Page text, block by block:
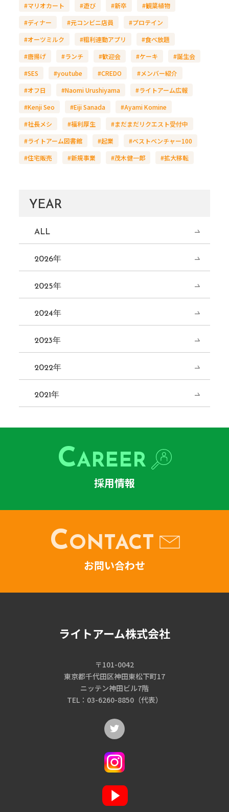
#マリオカート
#遊び #新卒
#観葉植物
#ディナー
#元コンビニ店員
#プロテイン
#オーツミルク
#粗利連動アプリ
#食べ放題
#唐揚げ
#ランチ #歓迎会 #ケーキ
#誕生会
#SES
#youtube #CREDO
#メンバー紹介
#オフ日
#Naomi Urushiyama
#ライトアーム広報
#Kenji Seo
#Eiji Sanada
#Ayami Komine
#社長メシ
#福利厚生
#まだまだリクエスト受付中
#ライトアーム図書館
#起業
#ベストベンチャー100
#住宅販売
#新規事業 #茂木健一郎 #拡大移転
YEAR
ALL
2026年
2025年
2024年
2023年
2022年
2021年
CAREER
採用情報
CONTACT
お問い合わせ
ライトアーム株式会社
〒101-0042
東京都千代田区神田東松下町17
ニッテン神田ビル7階
TEL：03-6260-8850（代表）